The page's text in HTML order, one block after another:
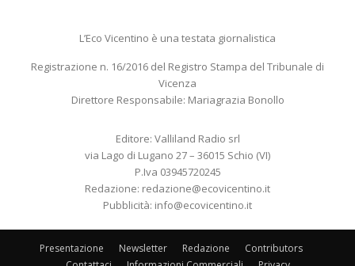
L’Eco Vicentino è una testata giornalistica
Registrazione n. 16/2016 del Registro Stampa del Tribunale di
Vicenza
Direttore Responsabile: Mariagrazia Bonollo
Editore: Valliland Radio srl
via Lago di Lugano 27 – 36015 Schio (VI)
P.Iva 03945720245
Redazione: redazione@ecovicentino.it
Pubblicità: info@ecovicentino.it
Presentazione Newsletter Redazione
Contributors